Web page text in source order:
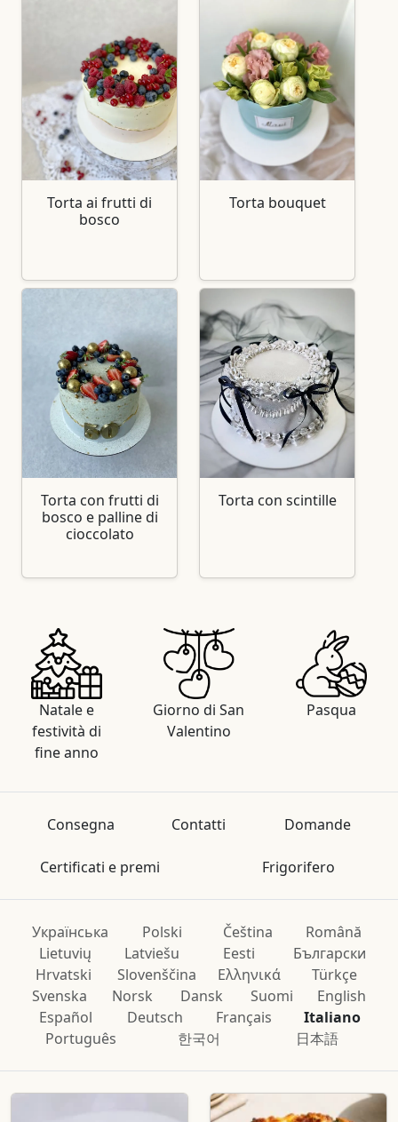
Torta ai frutti di
bosco
Torta bouquet
Torta con frutti di
bosco e palline di
cioccolato
Torta con scintille
Natale e
festività di
fine anno
Giorno di San
Valentino
Pasqua
Consegna Contatti Domande
Certificati e premi Frigorifero
Українська Polski Čeština
Română
Lietuvių
Latviešu Eesti
Български
Hrvatski
Slovenščina Ελληνικά
Türkçe
Svenska
Norsk Dansk Suomi
English
Español
Deutsch Français
Italiano
Português
한국어 日本語